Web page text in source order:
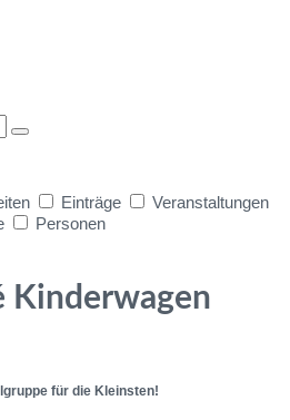
Einträge
Veranstaltungen
Personen
Kinderwagen
für die Kleinsten!